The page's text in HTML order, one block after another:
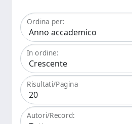
Ordina per:
In ordine:
Risultati/Pagina
Autori/Record: